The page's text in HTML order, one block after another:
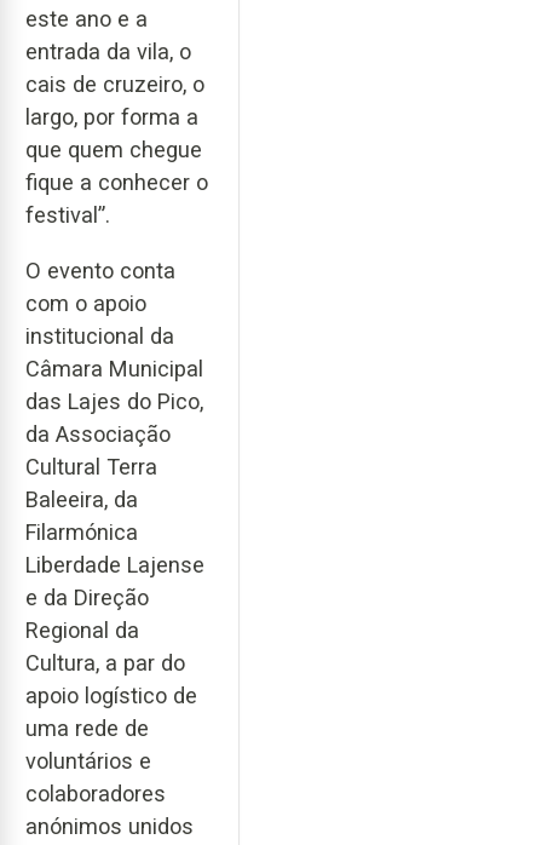
este ano e a
entrada da vila, o
cais de cruzeiro, o
largo, por forma a
que quem chegue
fique a conhecer o
festival”.
O evento conta
com o apoio
institucional da
Câmara Municipal
das Lajes do Pico,
da Associação
Cultural Terra
Baleeira, da
Filarmónica
Liberdade Lajense
e da Direção
Regional da
Cultura, a par do
apoio logístico de
uma rede de
voluntários e
colaboradores
anónimos unidos